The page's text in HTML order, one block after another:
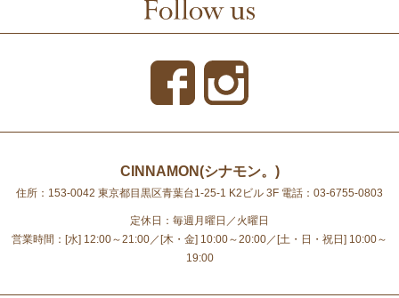
CINNAMON(シナモン。)
住所：153-0042 東京都目黒区青葉台1-25-1 K2ビル 3F 電話：03-6755-0803
定休日：毎週月曜日／火曜日
営業時間：[水] 12:00～21:00／[木・金] 10:00～20:00／[土・日・祝日] 10:00～
19:00